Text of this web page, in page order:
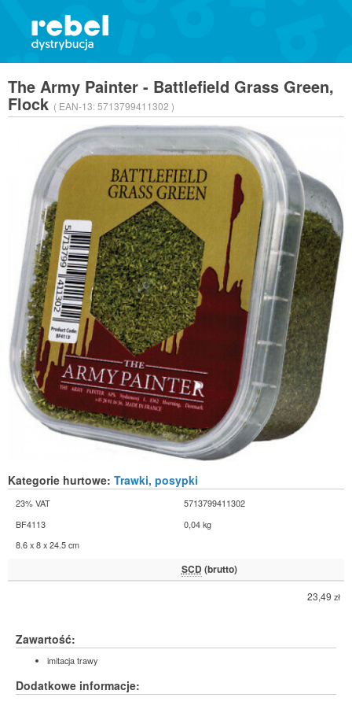
The Army Painter - Battlefield Grass Green,
Flock ( EAN-13:5713799411302 )
Kategorie hurtowe: Trawki, posypki
23% VAT
5713799411302
BF4113
0,04 kg
8.6 x 8 x 24.5 cm
SCD (brutto)
23,49 zł
Zawartość:
imitacja trawy
Dodatkowe informacje: